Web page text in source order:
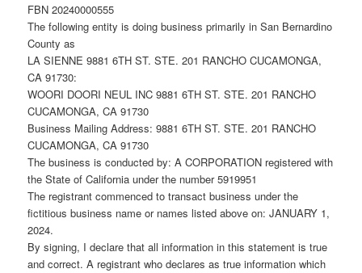
FBN 20240000555
The following entity is doing business primarily in San Bernardino
County as
LA SIENNE 9881 6TH ST. STE. 201 RANCHO CUCAMONGA,
CA 91730:
WOORI DOORI NEUL INC 9881 6TH ST. STE. 201 RANCHO
CUCAMONGA, CA 91730
Business Mailing Address: 9881 6TH ST. STE. 201 RANCHO
CUCAMONGA, CA 91730
The business is conducted by: A CORPORATION registered with
the State of California under the number 5919951
The registrant commenced to transact business under the
fictitious business name or names listed above on: JANUARY 1,
2024.
By signing, I declare that all information in this statement is true
and correct. A registrant who declares as true information which